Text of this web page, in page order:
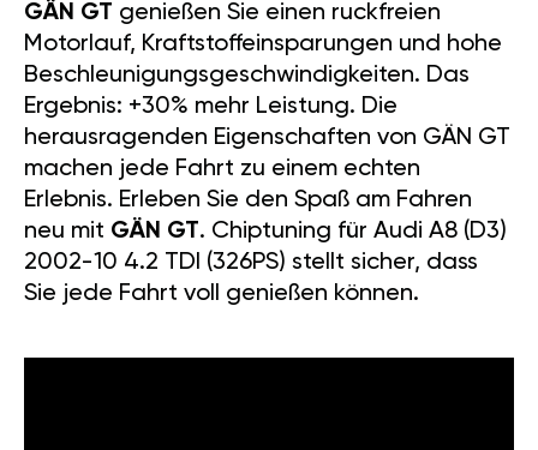
GÄN GT genießen Sie einen ruckfreien
Motorlauf, Kraftstoffeinsparungen und hohe
Beschleunigungsgeschwindigkeiten. Das
Ergebnis: +30% mehr Leistung. Die
herausragenden Eigenschaften von GÄN GT
machen jede Fahrt zu einem echten
Erlebnis. Erleben Sie den Spaß am Fahren
neu mit GÄN GT. Chiptuning für Audi A8 (D3)
2002-10 4.2 TDI (326PS) stellt sicher, dass
Sie jede Fahrt voll genießen können.